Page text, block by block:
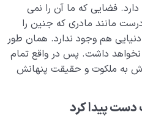
که قدر آن را نمی‌دانیم
بر رفتار ما در دنیا اثر
متناسب با درک دنیا توسط
فضایی که ما آن را نمی
درست مانند مادری که جنین را
هم وجود ندارد. همان طور
نخواهد داشت. پس در واقع تمام
به ملکوت و حقیقت پنهانش
پیدا کرد